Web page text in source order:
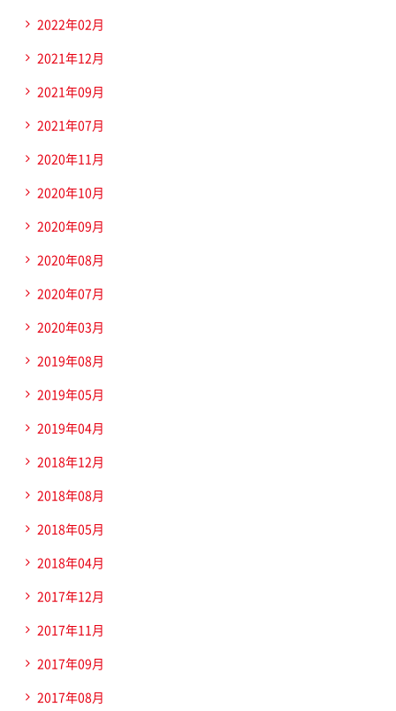
2022年02月
2021年12月
2021年09月
2021年07月
2020年11月
2020年10月
2020年09月
2020年08月
2020年07月
2020年03月
2019年08月
2019年05月
2019年04月
2018年12月
2018年08月
2018年05月
2018年04月
2017年12月
2017年11月
2017年09月
2017年08月